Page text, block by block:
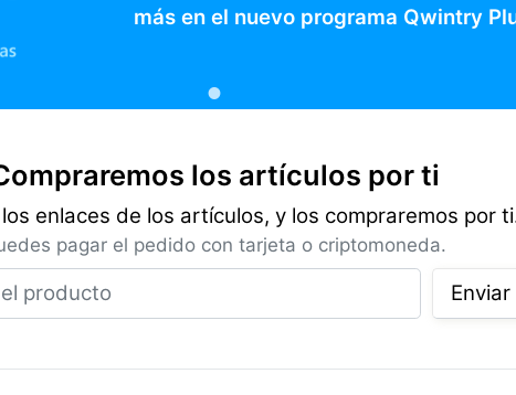
más en el nuevo programa Qwintry
los artículos por ti
enlaces de los artículos, y los compraremos por
pagar el pedido con tarjeta o criptomoneda.
Enviar